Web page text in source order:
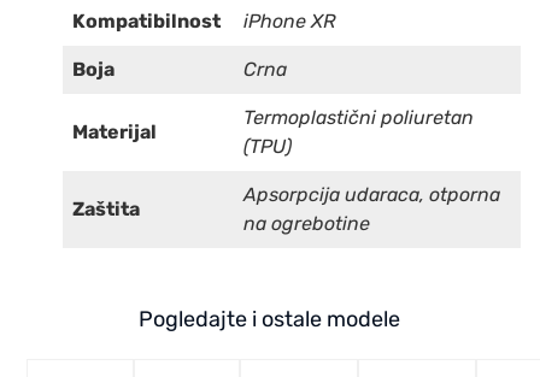
Kompatibilnost iPhone XR
Boja Crna
Materijal
Termoplastični poliuretan
(TPU)
Zaštita
Apsorpcija udaraca, otporna
na ogrebotine
Pogledajte i ostale modele